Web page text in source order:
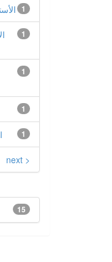
1
1
1
1
1
next >
15